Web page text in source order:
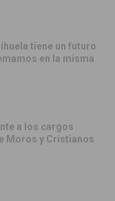
tiene un futuro
en la misma
a los cargos
Moros y Cristianos